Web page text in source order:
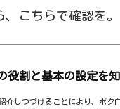
こちらで確認を。
役割と基本の設定を
介しつづけることにより、ボク